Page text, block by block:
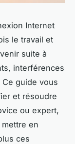
Internet
le travail et
suite à
interférences
guide vous
et résoudre
ou expert,
en
ces